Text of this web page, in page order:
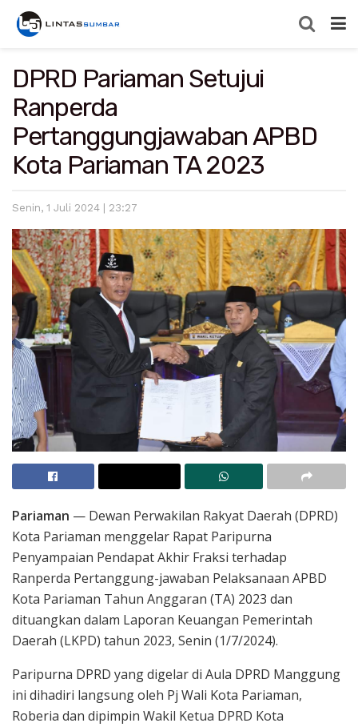
DPRD Pariaman Setujui
Ranperda
Pertanggungjawaban APBD
Kota Pariaman TA 2023
Senin, 1 Juli 2024 | 23:27
Pariaman — Dewan Perwakilan Rakyat Daerah (DPRD)
Kota Pariaman menggelar Rapat Paripurna
Penyampaian Pendapat Akhir Fraksi terhadap
Ranperda Pertanggung-jawaban Pelaksanaan APBD
Kota Pariaman Tahun Anggaran (TA) 2023 dan
dituangkan dalam Laporan Keuangan Pemerintah
Daerah (LKPD) tahun 2023, Senin (1/7/2024).
Paripurna DPRD yang digelar di Aula DPRD Manggung
ini dihadiri langsung oleh Pj Wali Kota Pariaman,
Roberia dan dipimpin Wakil Ketua DPRD Kota